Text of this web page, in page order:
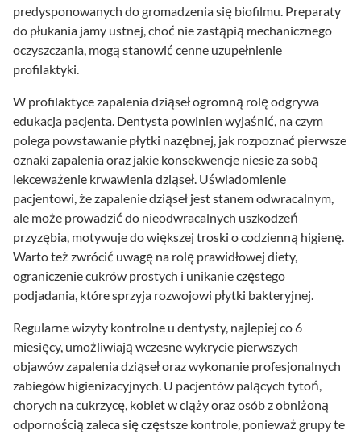
predysponowanych do gromadzenia się biofilmu. Preparaty
do płukania jamy ustnej, choć nie zastąpią mechanicznego
oczyszczania, mogą stanowić cenne uzupełnienie
profilaktyki.
W profilaktyce zapalenia dziąseł ogromną rolę odgrywa
edukacja pacjenta. Dentysta powinien wyjaśnić, na czym
polega powstawanie płytki nazębnej, jak rozpoznać pierwsze
oznaki zapalenia oraz jakie konsekwencje niesie za sobą
lekceważenie krwawienia dziąseł. Uświadomienie
pacjentowi, że zapalenie dziąseł jest stanem odwracalnym,
ale może prowadzić do nieodwracalnych uszkodzeń
przyzębia, motywuje do większej troski o codzienną higienę.
Warto też zwrócić uwagę na rolę prawidłowej diety,
ograniczenie cukrów prostych i unikanie częstego
podjadania, które sprzyja rozwojowi płytki bakteryjnej.
Regularne wizyty kontrolne u dentysty, najlepiej co 6
miesięcy, umożliwiają wczesne wykrycie pierwszych
objawów zapalenia dziąseł oraz wykonanie profesjonalnych
zabiegów higienizacyjnych. U pacjentów palących tytoń,
chorych na cukrzycę, kobiet w ciąży oraz osób z obniżoną
odpornością zaleca się częstsze kontrole, ponieważ grupy te